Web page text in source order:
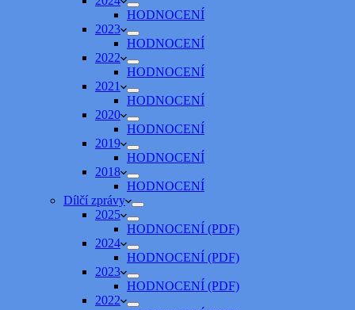
HODNOCENÍ
2023
HODNOCENÍ
2022
HODNOCENÍ
2021
HODNOCENÍ
2020
HODNOCENÍ
2019
HODNOCENÍ
2018
HODNOCENÍ
Dílčí zprávy
2025
HODNOCENÍ (PDF)
2024
HODNOCENÍ (PDF)
2023
HODNOCENÍ (PDF)
2022